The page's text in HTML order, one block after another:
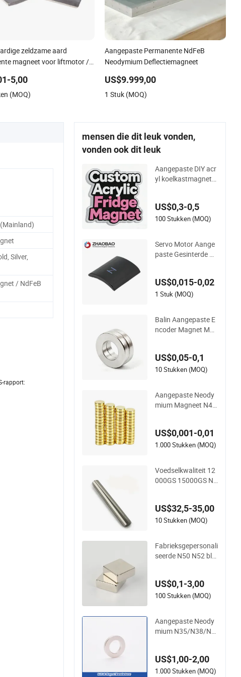
zeldzame aard
magneet voor liftmotor /
super sterke magneet
5,00
(MOQ)
Aangepaste Permanente NdFeB
Neodymium Deflectiemagneet
US$9.999,00
1 Stuk (MOQ)
Silver,
/ NdFeB
rapport:
mensen die dit leuk vonden,
vonden ook dit leuk
Aangepaste DIY acr
yl koelkastmagnete
US$0,3-0,5
100 Stukken (MOQ)
Servo Motor Aange
paste Gesinterde Pe
Magneet Aangepas
te Vissersmagneten
US$0,015-0,02
1 Stuk (MOQ)
Balin Aangepaste E
ncoder Magnet Mult
oor Sensor Robots
US$0,05-0,1
10 Stukken (MOQ)
Aangepaste Neody
mium Magneet N4
aliteit Hef Scheiding
sblok Plaat Magnee
US$0,001-0,01
1.000 Stukken (MOQ)
Voedselkwaliteit 12
000GS 15000GS Ne
e Magneten Magnet
ische Bar
US$32,5-35,00
10 Stukken (MOQ)
Fabrieksgepersonali
seerde N50 N52 blo
sterke magneet
US$0,1-3,00
100 Stukken (MOQ)
Aangepaste Neody
mium N35/N38/N4
arde Permanente N
dFeB Magneet Ster
US$1,00-2,00
1.000 Stukken (MOQ)